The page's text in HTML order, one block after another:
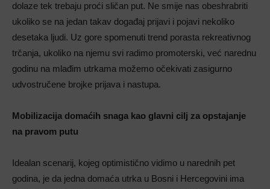
dolaze tek trebaju proći sličan put. Ne smije nas obeshrabriti
ukoliko se na jedan takav događaj prijavi i pojavi nekoliko
desetaka ljudi. Uz gore spomenuti trend porasta rekreativnog
trčanja, ukoliko na njemu svi radimo promoterski, već narednu
godinu na mlađim utrkama možemo očekivati zasigurno
udvostručene brojke prijava i nastupa.
Mobilizacija domaćih snaga kao glavni cilj za opstajanje
na pravom putu
Idealan scenarij, kojeg optimistično vidimo u narednih pet
godina, je da jedna domaća utrka u Bosni i Hercegovini ima